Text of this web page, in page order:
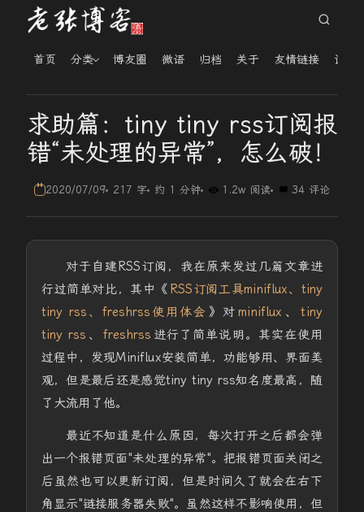
首页 分类 博友圈 微语 归档 关于 友情链接 读者
求助篇：tiny tiny rss订阅报
错“未处理的异常”，怎么破！
2020/07/09 217 字 约 1 分钟 1.2w 阅读 34 评论
对于自建RSS订阅，我在原来发过几篇文章进
行过简单对比，其中《 RSS订阅工具miniflux、tiny
tiny rss、freshrss使用体会 》对 miniflux 、
tiny
tiny rss 、 freshrss 进行了简单说明。其实在使用
过程中，发现Miniflux安装简单，功能够用、界面美
观，但是最后还是感觉tiny tiny rss知名度最高，随
了大流用了他。
最近不知道是什么原因，每次打开之后都会弹
出一个报错页面"未处理的异常"。把报错页面关闭之
后虽然也可以更新订阅，但是时间久了就会在右下
角显示"链接服务器失败"。虽然这样不影响使用，但